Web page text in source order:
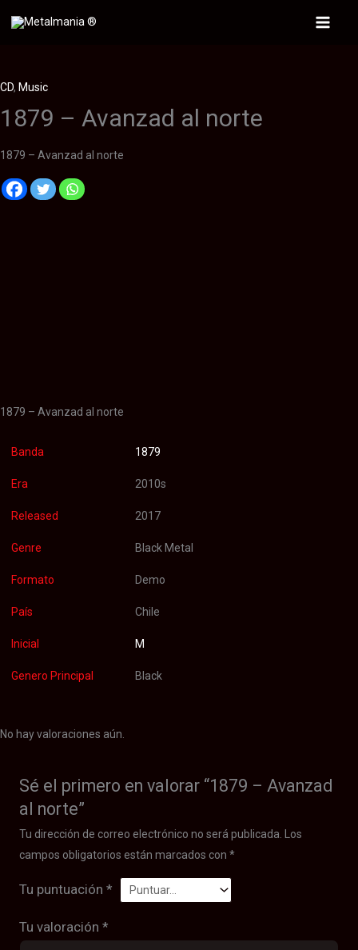
Main
CD, Music
1879 – Avanzad al norte
1879 – Avanzad al norte
1879 – Avanzad al norte
Banda 1879
Era 2010s
Released 2017
Genre Black Metal
Formato Demo
País Chile
Inicial M
Genero Principal Black
No hay valoraciones aún.
Sé el primero en valorar “1879 – Avanzad
al norte”
Tu dirección de correo electrónico no será publicada.
Los
campos obligatorios están marcados con*
Tu puntuación*
Tu valoración*